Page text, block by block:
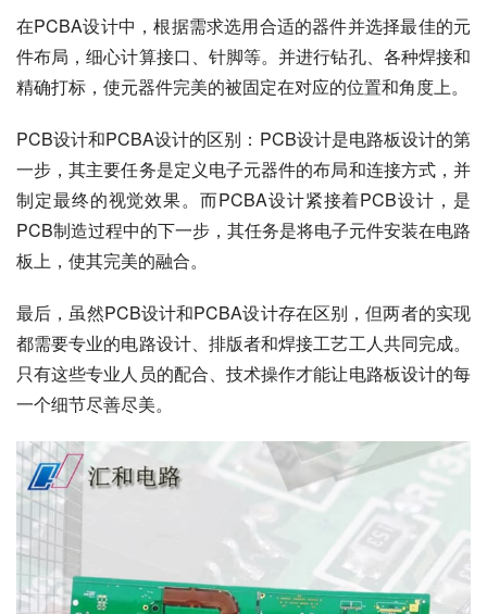
在PCBA设计中，根据需求选用合适的器件并选择最佳的元
件布局，细心计算接口、针脚等。并进行钻孔、各种焊接和
精确打标，使元器件完美的被固定在对应的位置和角度上。
PCB设计和PCBA设计的区别：PCB设计是电路板设计的第
一步，其主要任务是定义电子元器件的布局和连接方式，并
制定最终的视觉效果。而PCBA设计紧接着PCB设计，是
PCB制造过程中的下一步，其任务是将电子元件安装在电路
板上，使其完美的融合。
最后，虽然PCB设计和PCBA设计存在区别，但两者的实现
都需要专业的电路设计、排版者和焊接工艺工人共同完成。
只有这些专业人员的配合、技术操作才能让电路板设计的每
一个细节尽善尽美。